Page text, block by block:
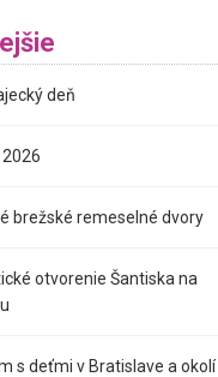
deň
brežské remeselné dvory
otvorenie Šantiska na
s deťmi v Bratislave a okolí